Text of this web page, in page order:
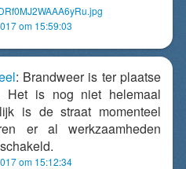
om 15:59:03
: Brandweer is ter plaatse
Het is nog niet helemaal
is de straat momenteel
er al werkzaamheden
om 15:12:34